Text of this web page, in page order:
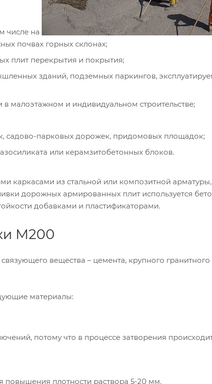
числе на
почвах горных склонах;
плит перекрытия и покрытия;
зданий, подземных паркингов,
и индивидуальном строительстве;
садово-парковых дорожек, придомовых площадок;
или керамзитобетонных блоков.
каркасами из стальной или композитной арматуры,
дорожных армированных плит используется
добавками и пластификаторами.
М200
вещества – цемента, крупного
материалы:
потому что в процессе затворения
повышения плотности раствора 5-20 мм.